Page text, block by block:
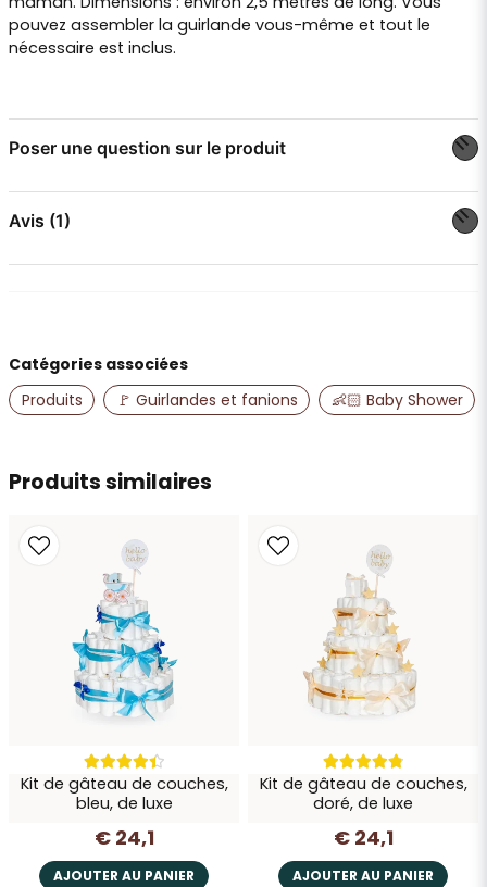
pouvez assembler la guirlande vous-même et tout le
nécessaire est inclus.
Poser une question sur le produit
Posez-nous une question sur ce produit
email
Adresse e-mail
Envoyer la question
Avis (1)
Produits similaires
Kit de gâteau de couches,
bleu, de luxe
€ 24,1
AJOUTER AU PANIER
Kit de gâteau de couches,
doré, de luxe
€ 24,1
AJOUTER AU PANIER
Catégories associées
Produits
🚩 Guirlandes et fanions 👶🏻 Baby Shower